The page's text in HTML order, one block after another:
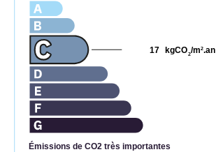
Émissions de CO2 très importantes
kgCO2/m2.an
17